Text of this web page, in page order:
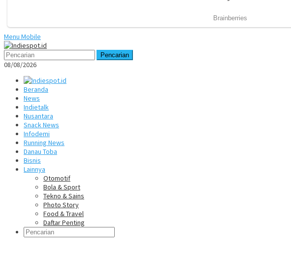
Menu Mobile
Pencarian
08/08/2026
Beranda
News
Indietalk
Nusantara
Snack News
Infodemi
Running News
Danau Toba
Bisnis
Lainnya
Otomotif
Bola & Sport
Tekno & Sains
Photo Story
Food & Travel
Daftar Penting